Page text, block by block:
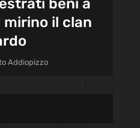
beni a
mirino il clan
Addiopizzo